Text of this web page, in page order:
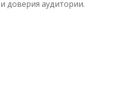
доверия аудитории.